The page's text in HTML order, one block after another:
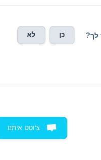
לך? כן לא
צ'וטט איתנו